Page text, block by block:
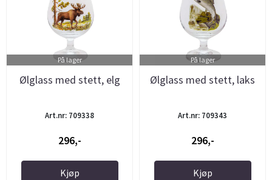
På lager
Ølglass med stett, elg
Art.nr: 709338
296,-
Kjøp
På lager
Ølglass med stett, laks
Art.nr: 709343
296,-
Kjøp